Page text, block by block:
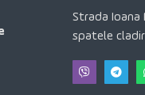
Strada Ioana
spatele